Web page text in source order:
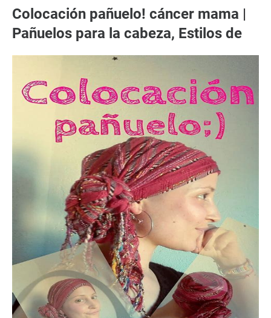
Colocación pañuelo! cáncer mama |
Pañuelos para la cabeza, Estilos de